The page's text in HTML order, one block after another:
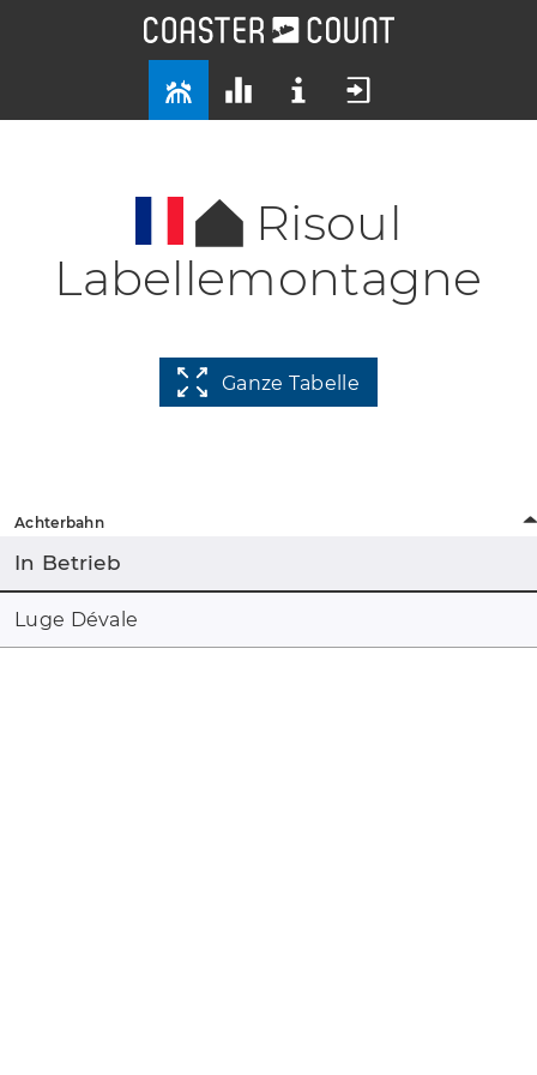
Risoul
Labellemontagne
Ganze Tabelle
Achterbahn
In Betrieb
Luge Dévale